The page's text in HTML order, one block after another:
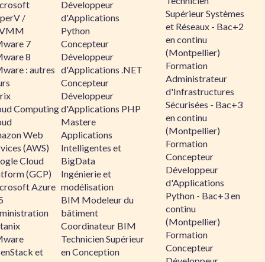
/
7
8
: autres
Computing
Web
(AWS)
Cloud
(GCP)
Azure
et
Développeur
d'Applications
Python
Concepteur
Développeur
d'Applications .NET
Concepteur
Développeur
d'Applications PHP
Mastere
Applications
Intelligentes et
BigData
Ingénierie et
modélisation
BIM Modeleur du
bâtiment
Coordinateur BIM
Technicien Supérieur
en Conception
Supérieur Systèmes
et Réseaux - Bac+2
en continu
(Montpellier)
Formation
Administrateur
d'Infrastructures
Sécurisées - Bac+3
en continu
(Montpellier)
Formation
Concepteur
Développeur
d'Applications
Python - Bac+3 en
continu
(Montpellier)
Formation
Concepteur